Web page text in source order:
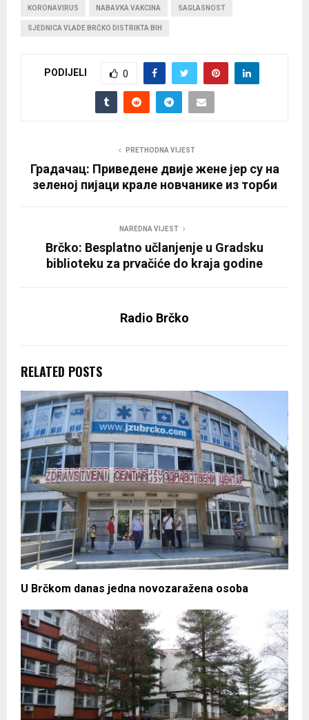
KORONAVIRUS NABAVKA VAKCINA SAGLASNOST
SJEDNICA VLADE BRČKO DISTRIKTA BIH
PODIJELI 0
PRETHODNA VIJEST
Градачац: Приведене двије жене јер су на
зеленој пијаци крале новчанике из торби
NAREDNA VIJEST
Brčko: Besplatno učlanjenje u Gradsku
biblioteku za prvačiće do kraja godine
Radio Brčko
RELATED POSTS
U Brčkom danas jedna novozaražena osoba